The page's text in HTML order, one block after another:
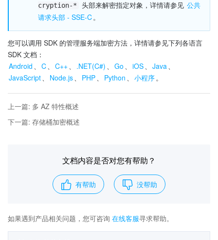
cryption-*
头部来解密指定对象，详情请参见 公共
请求头部 - SSE-C。
您可以调用 SDK 的管理服务端加密方法，详情请参见下列各语言
SDK 文档：
Android 、 C、 C++、 .NET(C#) 、 Go 、 iOS、 Java、
JavaScript、 Node.js、 PHP、 Python 、 小程序。
上一篇: 多 AZ 特性概述
下一篇: 存储桶加密概述
文档内容是否对您有帮助？
有帮助 没帮助
如果遇到产品相关问题，您可咨询 在线客服寻求帮助。